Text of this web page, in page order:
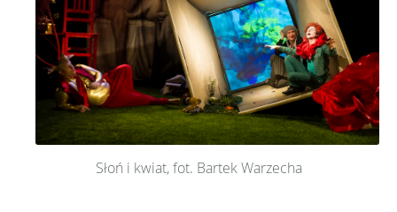
Słoń i kwiat, fot. Bartek Warzecha